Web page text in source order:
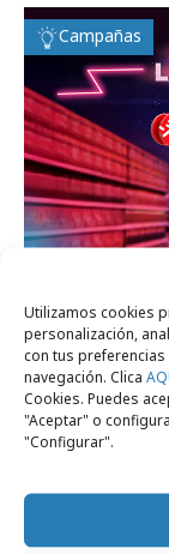
Utilizamos cookies
personalización,
con tus
navegación. Clica
Cookies. Puedes
"Aceptar" o
"Configurar".
Campañas
miércoles, 25 de
Carrefour
Campañas